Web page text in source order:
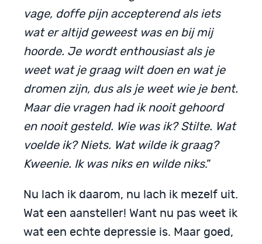
vage, doffe pijn accepterend als iets
wat er altijd geweest was en bij mij
hoorde. Je wordt enthousiast als je
weet wat je graag wilt doen en wat je
dromen zijn, dus als je weet wie je bent.
Maar die vragen had ik nooit gehoord
en nooit gesteld. Wie was ik? Stilte. Wat
voelde ik? Niets. Wat wilde ik graag?
Kweenie. Ik was niks en wilde niks.”
Nu lach ik daarom, nu lach ik mezelf uit.
Wat een aansteller! Want nu pas weet ik
wat een echte depressie is. Maar goed,